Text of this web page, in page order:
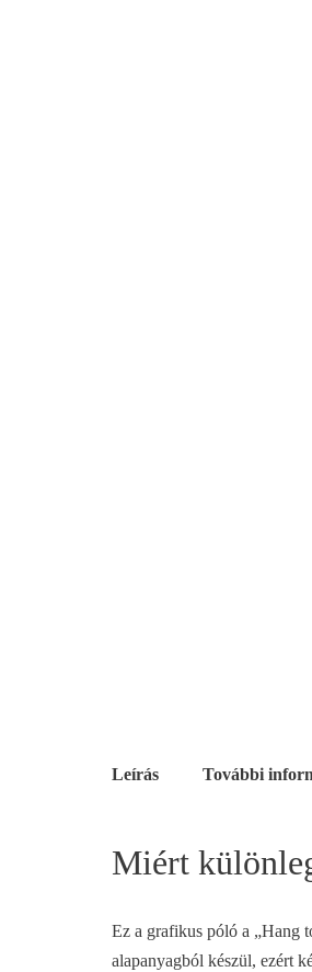
Leírás További
Miért
Ez a grafikus póló a „Hang
alapanyagból készül, ezért